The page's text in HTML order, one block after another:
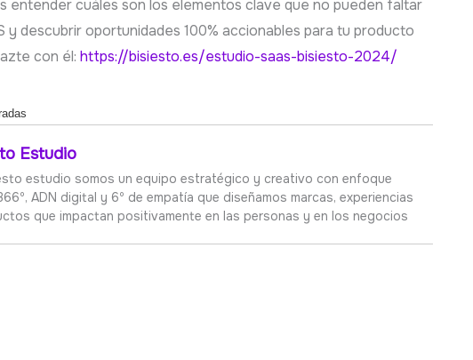
entender cuáles son los elementos clave que no pueden faltar
y descubrir oportunidades 100% accionables para tu producto
con él: https://bisiesto.es/estudio-saas-bisiesto-2024/
Estudio
estudio somos un equipo estratégico y creativo con enfoque
ADN digital y 6º de empatía que diseñamos marcas, experiencias
que impactan positivamente en las personas y en los negocios